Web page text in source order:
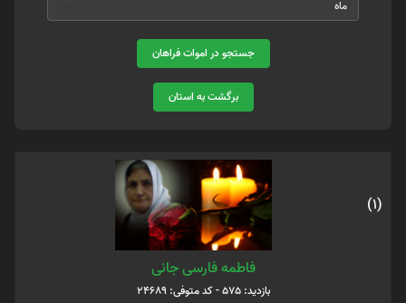
جستجو در اموات فراهان
برگشت به استان
(1)
فاطمه فارسی جانی
بازدید: 575 - کد متوفی: 24689